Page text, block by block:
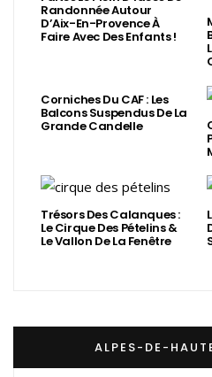
Randonnée Autour
D’Aix-En-Provence À
Faire Avec Des Enfants !
Corniches Du CAF : Les
Balcons Suspendus De La
Grande Candelle
Trésors Des Calanques :
Le Cirque Des Pételins &
Le Vallon De La Fenêtre
ALPES-DE-